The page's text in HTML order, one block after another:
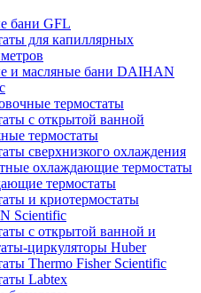
бани GFL
для капиллярных
и масляные бани DAIHAN
термостаты
с открытой ванной
термостаты
сверхнизкого охлаждения
охлаждающие термостаты
термостаты
и криотермостаты
Scientific
с открытой ванной и
циркуляторы Huber
Thermo Fisher Scientific
Labtex